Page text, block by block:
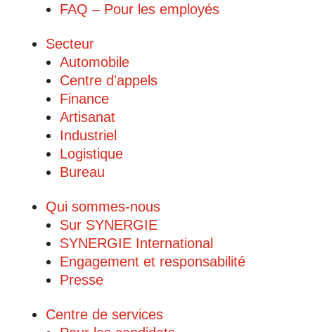
FAQ – Pour les employés
Secteur
Automobile
Centre d'appels
Finance
Artisanat
Industriel
Logistique
Bureau
Qui sommes-nous
Sur SYNERGIE
SYNERGIE International
Engagement et responsabilité
Presse
Centre de services